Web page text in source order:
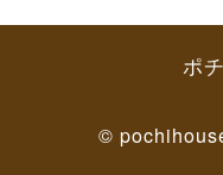
ポ
©